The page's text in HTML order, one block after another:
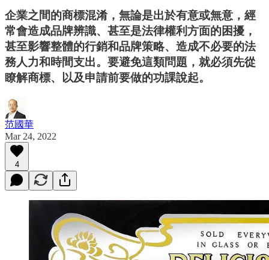
企業之間的商標混淆，無論是出於有意或無意，經
常會造成品牌辨識、甚至是法律權利方面的困擾，
甚至影響整體的行銷和品牌策略、造成不必要的法
務人力和時間支出。要避免這類問題，就必須先從
瞭解商標、以及申請前要做的功課說起。
范國華
Mar 24, 2022
4